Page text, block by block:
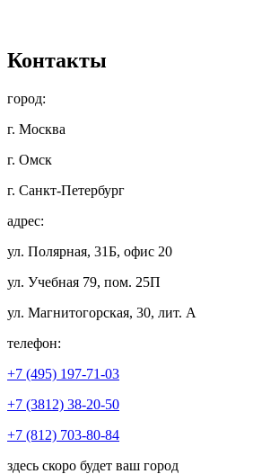
Контакты
город:
г. Москва
г. Омск
г. Санкт-Петербург
адрес:
ул. Полярная, 31Б, офис 20
ул. Учебная 79, пом. 25П
ул. Магнитогорская, 30, лит. А
телефон:
+7 (495) 197-71-03
+7 (3812) 38-20-50
+7 (812) 703-80-84
здесь скоро будет ваш город